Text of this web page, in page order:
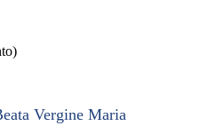
Vergine Maria